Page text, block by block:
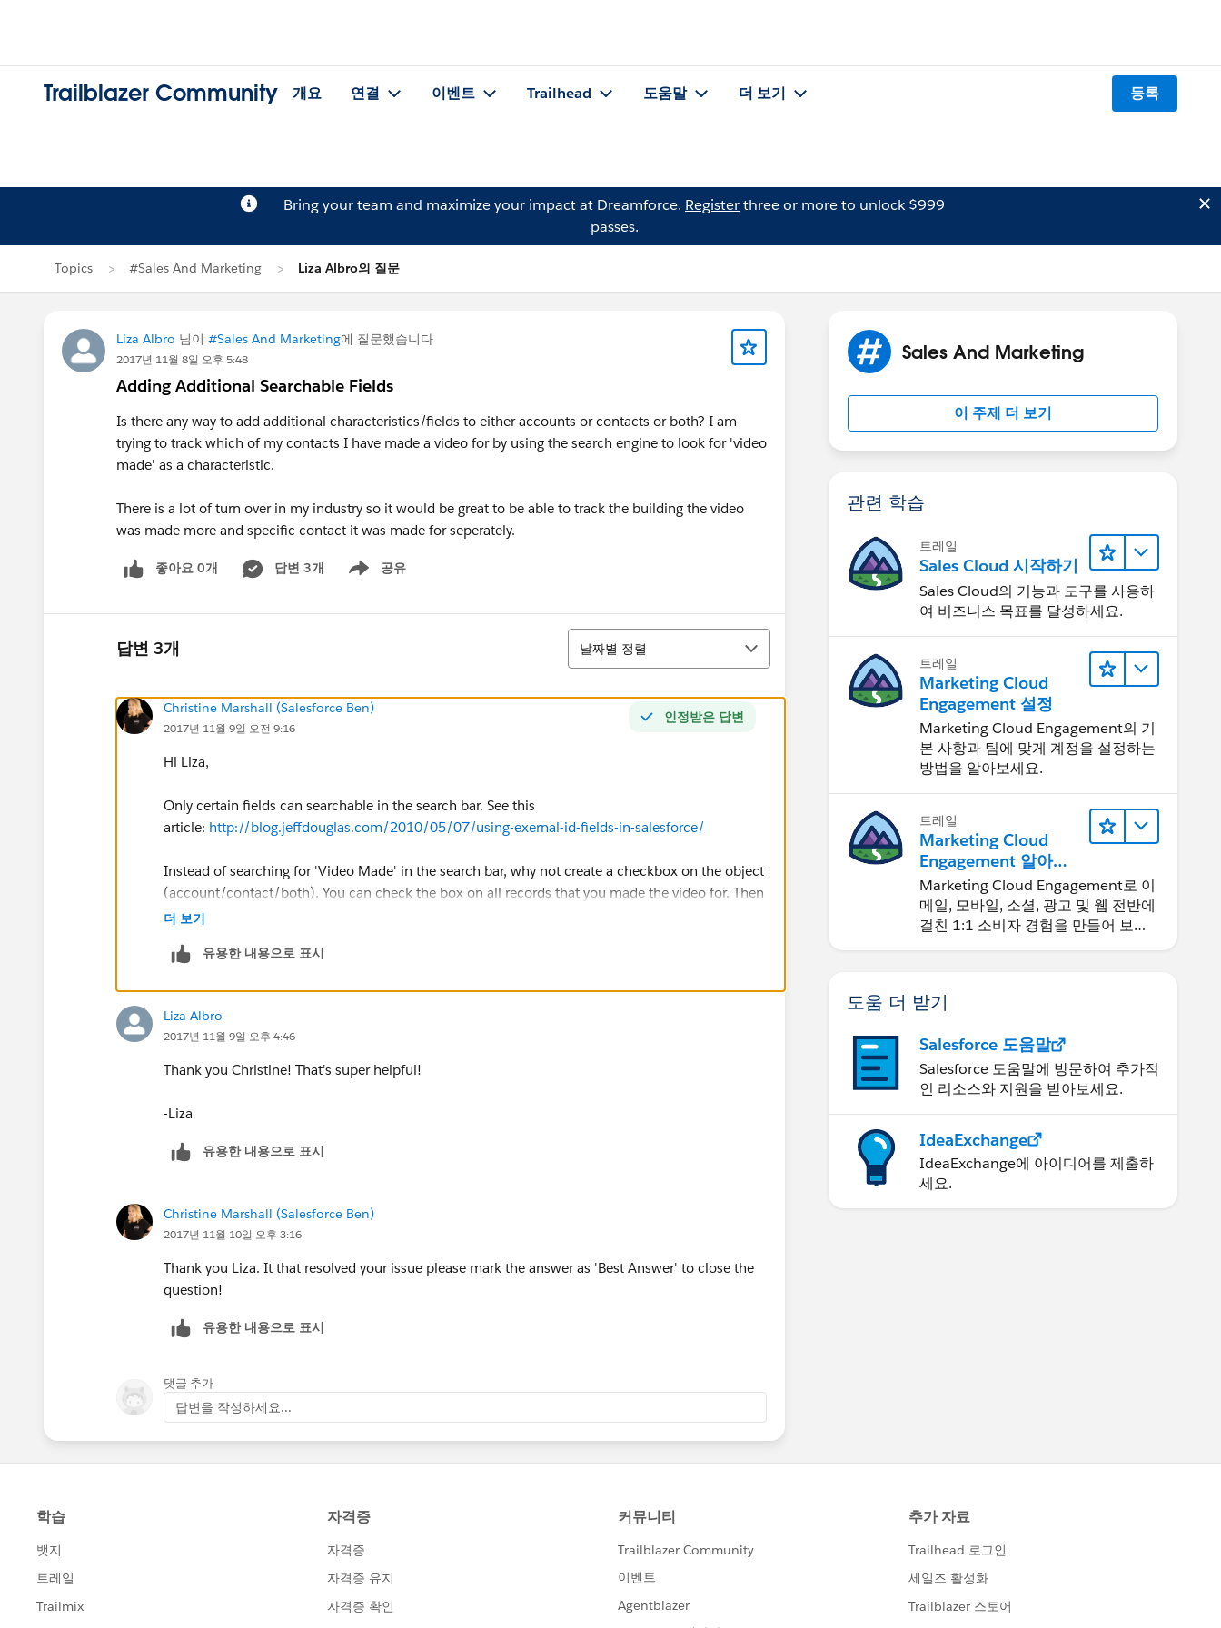
Trailblazer Community 개요 연결 이벤트 Trailhead 도움말 더 보기 등록
Bring your team and maximize your impact at Dreamforce. Registerthree or more to unlock $999
passes.
Topics #Sales And Marketing Liza Albro의 질문
Liza Albro 님이 #Sales And Marketing에 질문했습니다
2017년 11월 8일 오후 5:48
Adding Additional Searchable Fields
Is there any way to add additional characteristics/fields to either accounts or contacts or both? I am
trying to track which of my contacts I have made a video for by using the search engine to look for 'video
made' as a characteristic.
There is a lot of turn over in my industry so it would be great to be able to track the building the video
was made more and specific contact it was made for seperately.
좋아요 0개 답변 3개 공유
Show menu
답변 3개
정렬
날짜별 정렬
인정받은 답변
Christine Marshall (Salesforce Ben)
2017년 11월 9일 오전 9:16
Hi Liza,
Only certain fields can searchable in the search bar. See this
article: http://blog.jeffdouglas.com/2010/05/07/using-exernal-id-fields-in-salesforce/
Instead of searching for 'Video Made' in the search bar, why not create a checkbox on the object
(account/contact/both). You can check the box on all records that you made the video for. Then
use a list view or a report to pull all records where 'Video Made' check box equals true.
Create List View:https://help.salesforce.com/articleView?id=customviews.htm&type=0
더 보기
유용한 내용으로 표시
Liza Albro
2017년 11월 9일 오후 4:46
Thank you Christine! That's super helpful!
-Liza
유용한 내용으로 표시
Christine Marshall (Salesforce Ben)
2017년 11월 10일 오후 3:16
Thank you Liza. It that resolved your issue please mark the answer as 'Best Answer' to close the
question!
유용한 내용으로 표시
댓글 추가
답변을 작성하세요...
Sales And Marketing
이 주제 더 보기
관련 학습
트레일
Sales Cloud 시작하기
Sales Cloud의 기능과 도구를 사용하
여 비즈니스 목표를 달성하세요.
트레일
Marketing Cloud
Engagement 설정
Marketing Cloud Engagement의 기
본 사항과 팀에 맞게 계정을 설정하는
방법을 알아보세요.
트레일
Marketing Cloud
Engagement 알아보
기
Marketing Cloud Engagement로 이
메일, 모바일, 소셜, 광고 및 웹 전반에
걸친 1:1 소비자 경험을 만들어 보세
도움 더 받기
Salesforce 도움말
Salesforce 도움말에 방문하여 추가적
인 리소스와 지원을 받아보세요.
IdeaExchange
IdeaExchange에 아이디어를 제출하
세요.